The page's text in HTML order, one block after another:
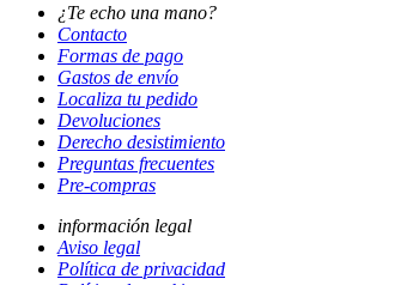
¿Te echo una mano?
Contacto
Formas de pago
Gastos de envío
Localiza tu pedido
Devoluciones
Derecho desistimiento
Preguntas frecuentes
Pre-compras
información legal
Aviso legal
Política de privacidad